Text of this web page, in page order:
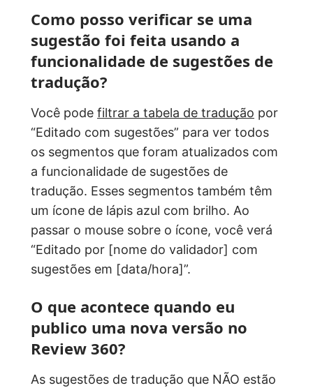
Como posso verificar se uma
sugestão foi feita usando a
funcionalidade de sugestões de
tradução?
Você pode filtrar a tabela de tradução por
“Editado com sugestões” para ver todos
os segmentos que foram atualizados com
a funcionalidade de sugestões de
tradução. Esses segmentos também têm
um ícone de lápis azul com brilho. Ao
passar o mouse sobre o ícone, você verá
“Editado por [nome do validador] com
sugestões em [data/hora]”.
O que acontece quando eu
publico uma nova versão no
Review 360?
As sugestões de tradução que NÃO estão